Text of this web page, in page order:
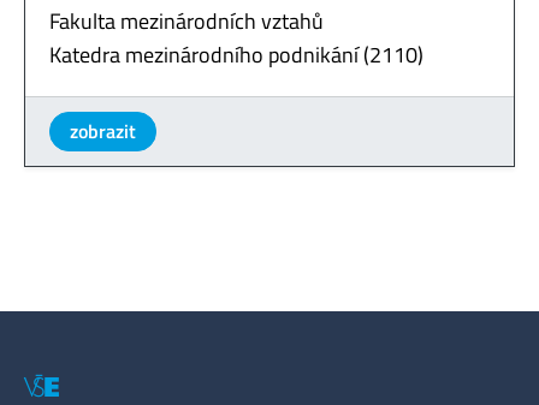
Fakulta mezinárodních vztahů
Katedra mezinárodního podnikání (2110)
zobrazit